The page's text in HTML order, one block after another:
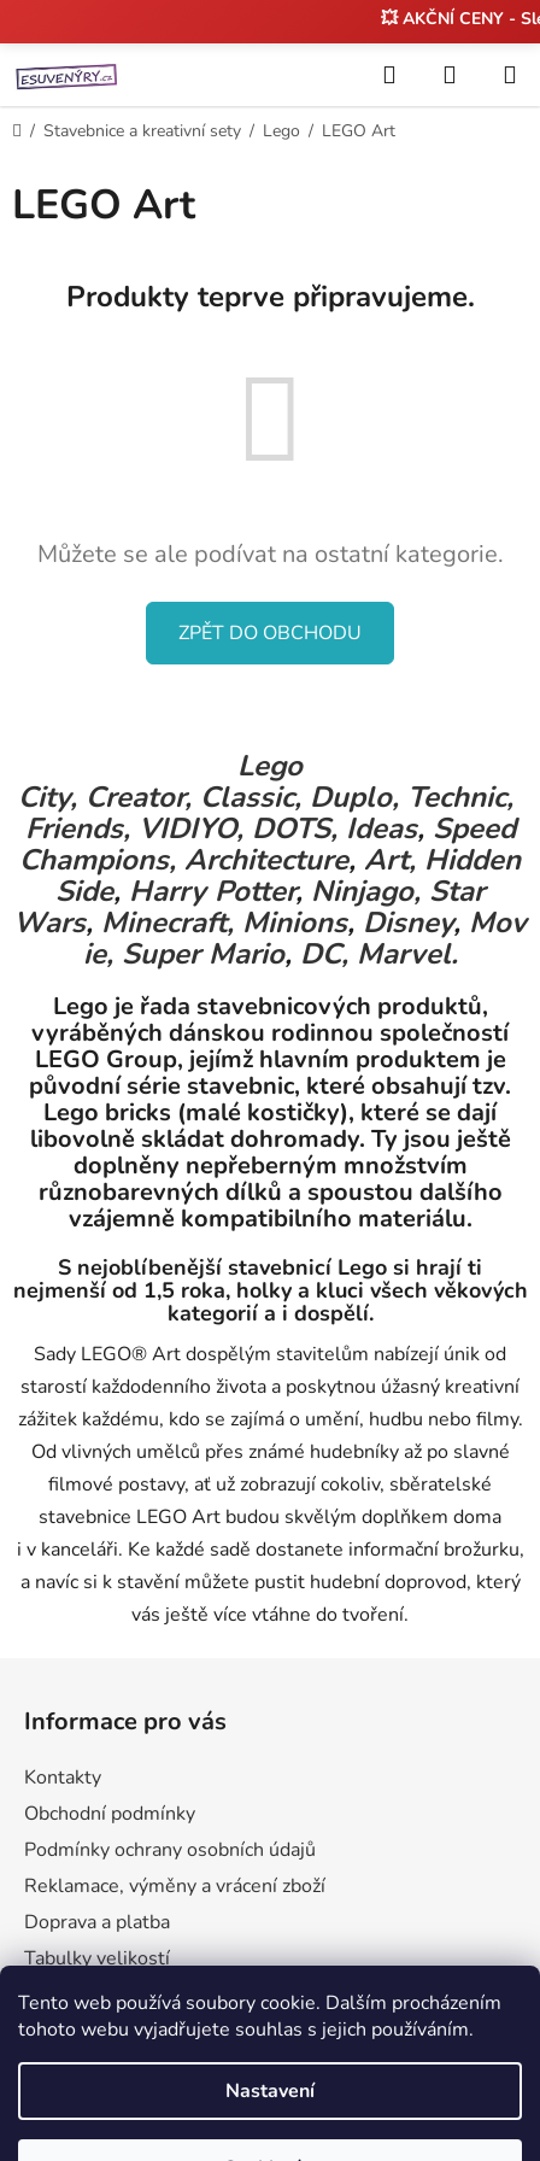
Tento web používá soubory cookie. Dalším procházením
tohoto webu vyjadřujete souhlas s jejich používáním.
Nastavení
na
obsah
💥 AKČNÍ CENY -
Hledat
KOŠÍK
Domů
/ Stavebnice a kreativní sety / Lego / LEGO Art
LEGO Art
Produkty teprve připravujeme.
Můžete se ale podívat na ostatní kategorie.
ZPĚT DO OBCHODU
Lego
City, Creator, Classic, Duplo, Technic,
Friends, VIDIYO, DOTS, Ideas, Speed
Champions, Architecture, Art, Hidden
Side, Harry Potter, Ninjago, Star
Wars, Minecraft, Minions, Disney, Mov
ie, Super Mario, DC,Marvel.
Lego je řada stavebnicových produktů,
vyráběných dánskou rodinnou společností
LEGO Group, jejímž hlavním produktem je
původní série stavebnic, které obsahují tzv.
Lego bricks (malé kostičky), které se dají
libovolně skládat dohromady. Ty jsou ještě
doplněny nepřeberným množstvím
různobarevných dílků a spoustou dalšího
vzájemně kompatibilního materiálu.
S nejoblíbenější stavebnicí Lego si hrají ti
nejmenší od 1,5 roka, holky a kluci všech věkových
kategorií a i dospělí.
Sady LEGO® Art dospělým stavitelům nabízejí únik od
starostí každodenního života a poskytnou úžasný kreativní
zážitek každému, kdo se zajímá o umění, hudbu nebo filmy.
Od vlivných umělců přes známé hudebníky až po slavné
filmové postavy, ať už zobrazují cokoliv, sběratelské
stavebnice LEGO Art budou skvělým doplňkem doma
i v kanceláři. Ke každé sadě dostanete informační brožurku,
a navíc si k stavění můžete pustit hudební doprovod, který
vás ještě více vtáhne do tvoření.
Informace pro vás
Kontakty
Obchodní podmínky
Podmínky ochrany osobních údajů
Reklamace, výměny a vrácení zboží
Doprava a platba
Tabulky velikostí